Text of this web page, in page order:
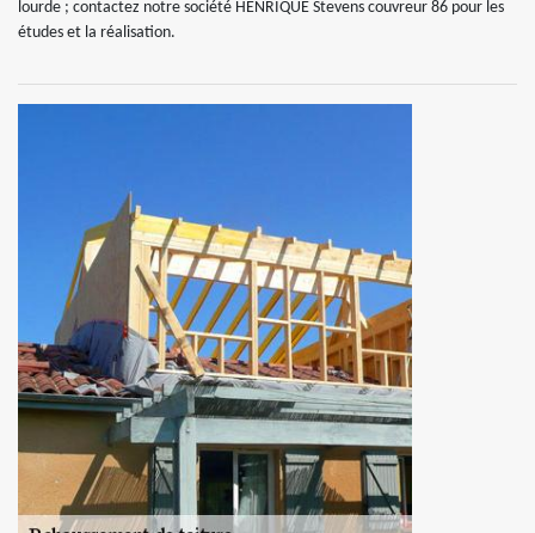
lourde ; contactez notre société HENRIQUE Stevens couvreur 86 pour les
études et la réalisation.